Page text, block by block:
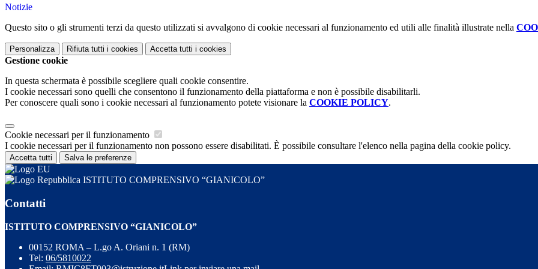
Notizie
Questo sito o gli strumenti terzi da questo utilizzati si avvalgono di cookie necessari al funzionamento ed utili alle finalità illustrate nella
Personalizza Rifiuta tutti i cookies Accetta tutti i cookies
Gestione cookie
In questa schermata è possibile scegliere quali cookie consentire.
I cookie necessari sono quelli che consentono il funzionamento della piattaforma e non è possibile disabilitarli.
Per conoscere quali sono i cookie necessari al funzionamento potete visionare la COOKIE POLICY.
Cookie necessari per il funzionamento
I cookie necessari per il funzionamento non possono essere disabilitati. È possibile consultare l'elenco nella pagina della cookie policy.
Accetta tutti Salva le preferenze
ISTITUTO COMPRENSIVO “GIANICOLO”
Contatti
ISTITUTO COMPRENSIVO “GIANICOLO”
00152 ROMA – L.go A. Oriani n. 1 (RM)
Tel: 06/5810022